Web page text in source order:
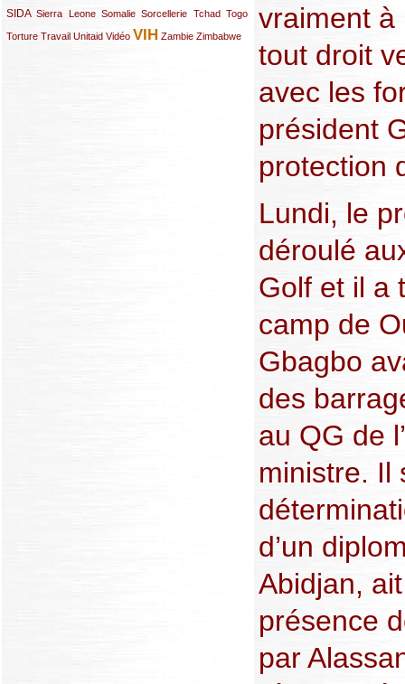
SIDA
(29/289)Sierra Leone
(13/289) Somalie
(12/289) Sorcellerie
(19/289) Tchad
(10/289) Togo
(15/289)
Torture
(17/289)Travail
(21/289) Unitaid
(26/289) Vidéo
(23/289) VIH
(154/289) Zambie
(12/289) Zimbabwe
(21/289)
vraiment à
tout droit
avec les
président
protection
Lundi, le
déroulé
Golf et il a
camp de
Gbagbo
des
au QG de
ministre. Il
d’un
Abidjan,
présence
par